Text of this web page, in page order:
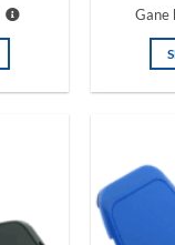
Gane
deseos